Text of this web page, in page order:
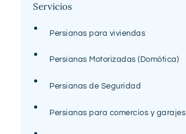
Servicios
Persianas para viviendas
Persianas Motorizadas (Domótica)
Persianas de Seguridad
Persianas para comercios y garajes